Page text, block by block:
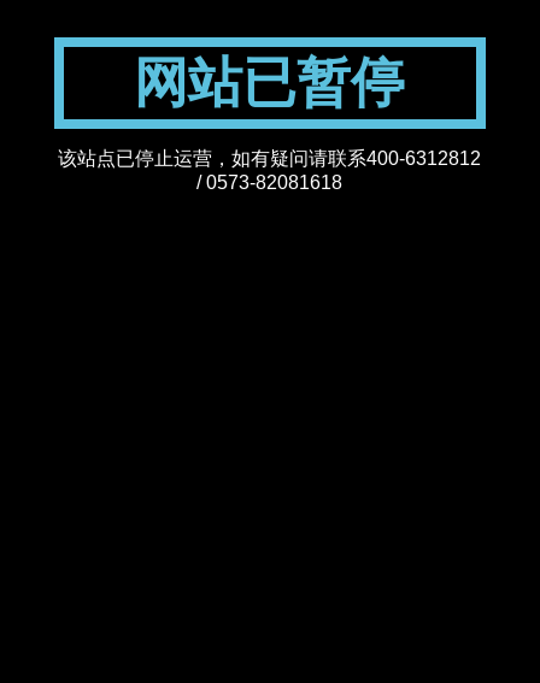
网站已暂停
该站点已停止运营，如有疑问请联系400-6312812
/ 0573-82081618